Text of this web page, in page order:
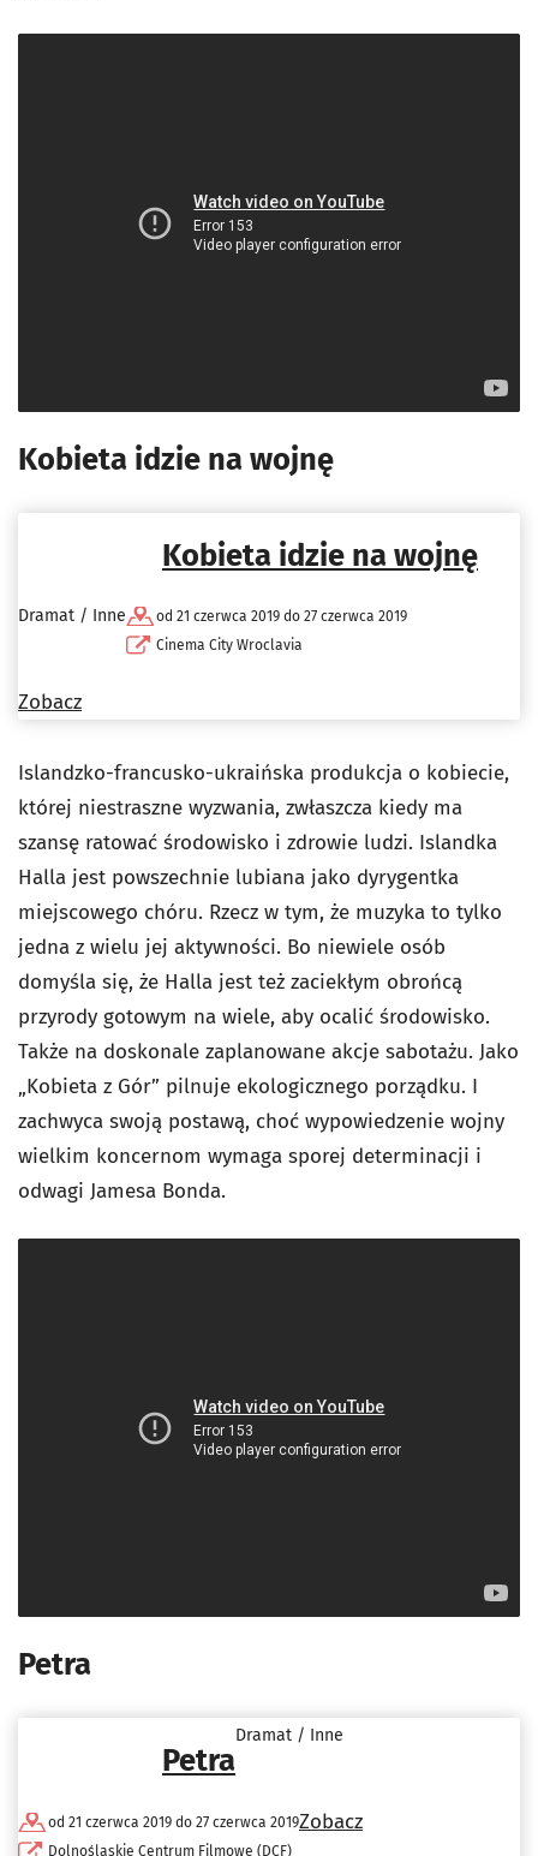
Kobieta idzie na wojnę
Kobieta idzie na wojnę
Dramat / Inne
od 21 czerwca 2019 do 27 czerwca 2019
Cinema City Wroclavia
Zobacz
Islandzko-francusko-ukraińska produkcja o kobiecie,
której niestraszne wyzwania, zwłaszcza kiedy ma
szansę ratować środowisko i zdrowie ludzi. Islandka
Halla jest powszechnie lubiana jako dyrygentka
miejscowego chóru. Rzecz w tym, że muzyka to tylko
jedna z wielu jej aktywności. Bo niewiele osób
domyśla się, że Halla jest też zaciekłym obrońcą
przyrody gotowym na wiele, aby ocalić środowisko.
Także na doskonale zaplanowane akcje sabotażu. Jako
„Kobieta z Gór” pilnuje ekologicznego porządku. I
zachwyca swoją postawą, choć wypowiedzenie wojny
wielkim koncernom wymaga sporej determinacji i
odwagi Jamesa Bonda.
Petra
Petra
Dramat / Inne
od 21 czerwca 2019 do 27 czerwca 2019
Dolnośląskie Centrum Filmowe (DCF)
Zobacz